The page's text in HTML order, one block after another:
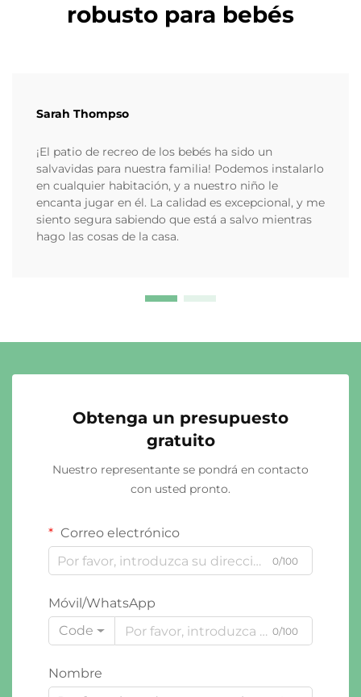
robusto para bebés
Sarah Thompso
¡El patio de recreo de los bebés ha sido un
salvavidas para nuestra familia! Podemos instalarlo
en cualquier habitación, y a nuestro niño le
encanta jugar en él. La calidad es excepcional, y me
siento segura sabiendo que está a salvo mientras
hago las cosas de la casa.
Obtenga un presupuesto
gratuito
Nuestro representante se pondrá en contacto
con usted pronto.
Correo electrónico
0/100
Móvil/WhatsApp
Code
0/100
Nombre